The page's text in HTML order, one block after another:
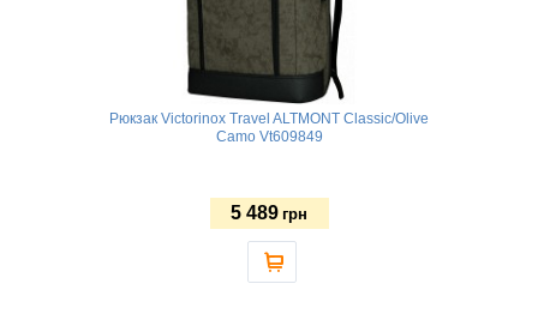
Рюкзак Victorinox Travel ALTMONT Classic/Olive
Camo Vt609849
5 489 грн